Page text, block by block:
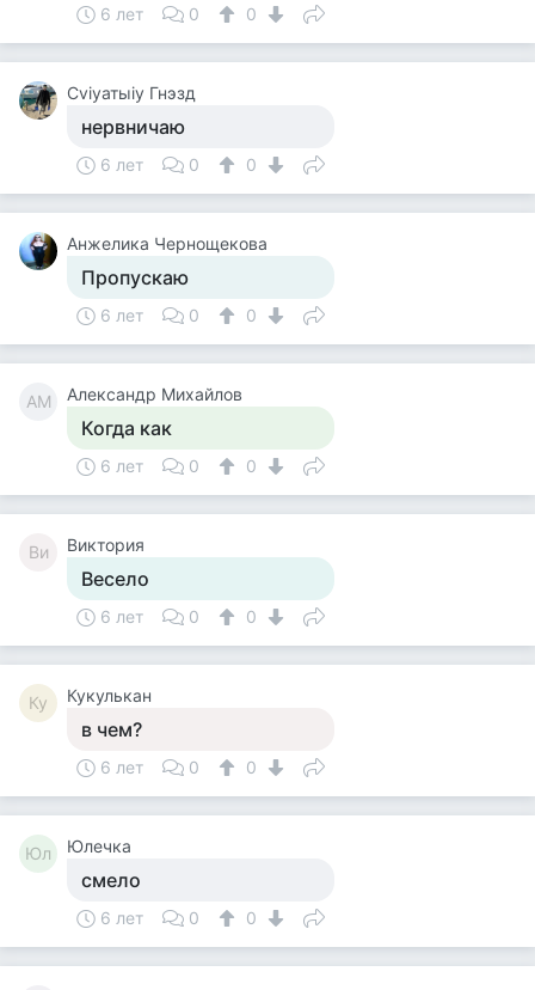
6 лет 0 0
Cviyатыiy Гнэзд
нервничаю
6 лет 0 0
Анжелика Чернощекова
Пропускаю
6 лет 0 0
АМ Александр Михайлов
Когда как
6 лет 0 0
Ви Виктория
Весело
6 лет 0 0
Ку Кукулькан
в чем?
6 лет 0 0
Юл Юлечка
смело
6 лет 0 0